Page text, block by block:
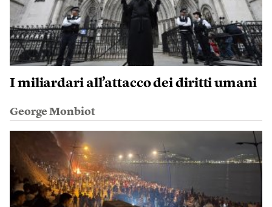
I miliardari all’attacco dei diritti umani
George Monbiot